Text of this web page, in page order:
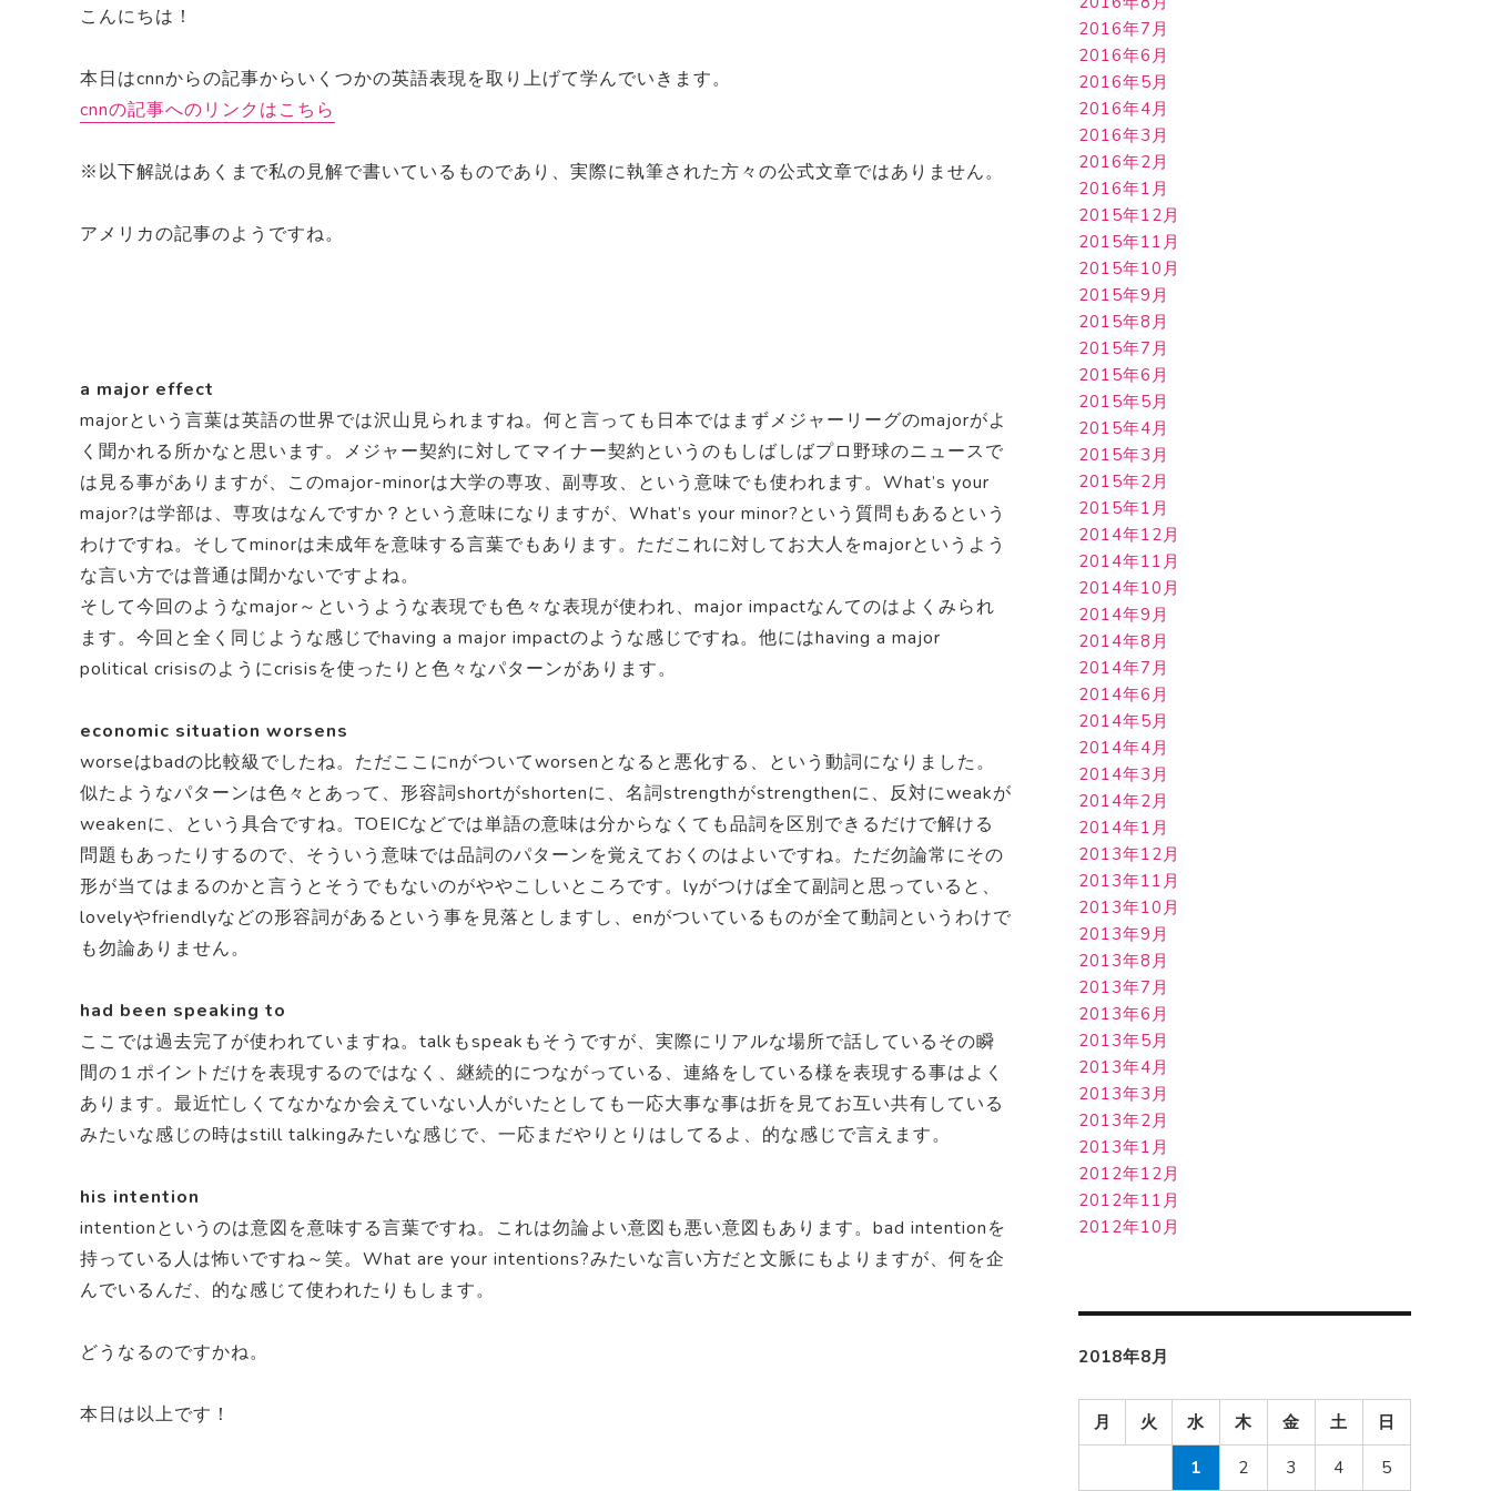
o
k
こんにちは！
本日はcnnからの記事からいくつかの英語表現を取り上げて学んでいきます。
cnnの記事へのリンクはこちら
※以下解説はあくまで私の見解で書いているものであり、実際に執筆された方々の公式文章ではありません。
アメリカの記事のようですね。
a major effect
majorという言葉は英語の世界では沢山見られますね。何と言っても日本ではまずメジャーリーグのmajorがよ
く聞かれる所かなと思います。メジャー契約に対してマイナー契約というのもしばしばプロ野球のニュースで
は見る事がありますが、このmajor-minorは大学の専攻、副専攻、という意味でも使われます。What’s your
major?は学部は、専攻はなんですか？という意味になりますが、What’s your minor?という質問もあるという
わけですね。そしてminorは未成年を意味する言葉でもあります。ただこれに対してお大人をmajorというよう
な言い方では普通は聞かないですよね。
そして今回のようなmajor～というような表現でも色々な表現が使われ、major impactなんてのはよくみられ
ます。今回と全く同じような感じでhaving a major impactのような感じですね。他にはhaving a major
political crisisのようにcrisisを使ったりと色々なパターンがあります。
economic situation worsens
worseはbadの比較級でしたね。ただここにnがついてworsenとなると悪化する、という動詞になりました。
似たようなパターンは色々とあって、形容詞shortがshortenに、名詞strengthがstrengthenに、反対にweakが
weakenに、という具合ですね。TOEICなどでは単語の意味は分からなくても品詞を区別できるだけで解ける
問題もあったりするので、そういう意味では品詞のパターンを覚えておくのはよいですね。ただ勿論常にその
形が当てはまるのかと言うとそうでもないのがややこしいところです。lyがつけば全て副詞と思っていると、
lovelyやfriendlyなどの形容詞があるという事を見落としますし、enがついているものが全て動詞というわけで
も勿論ありません。
had been speaking to
ここでは過去完了が使われていますね。talkもspeakもそうですが、実際にリアルな場所で話しているその瞬
間の１ポイントだけを表現するのではなく、継続的につながっている、連絡をしている様を表現する事はよく
あります。最近忙しくてなかなか会えていない人がいたとしても一応大事な事は折を見てお互い共有している
みたいな感じの時はstill talkingみたいな感じで、一応まだやりとりはしてるよ、的な感じで言えます。
his intention
intentionというのは意図を意味する言葉ですね。これは勿論よい意図も悪い意図もあります。bad intentionを
持っている人は怖いですね～笑。What are your intentions?みたいな言い方だと文脈にもよりますが、何を企
んでいるんだ、的な感じて使われたりもします。
どうなるのですかね。
本日は以上です！
2016年7月
2016年6月
2016年5月
2016年4月
2016年3月
2016年2月
2016年1月
2015年12月
2015年11月
2015年10月
2015年9月
2015年8月
2015年7月
2015年6月
2015年5月
2015年4月
2015年3月
2015年2月
2015年1月
2014年12月
2014年11月
2014年10月
2014年9月
2014年8月
2014年7月
2014年6月
2014年5月
2014年4月
2014年3月
2014年2月
2014年1月
2013年12月
2013年11月
2013年10月
2013年9月
2013年8月
2013年7月
2013年6月
2013年5月
2013年4月
2013年3月
2013年2月
2013年1月
2012年12月
2012年11月
2012年10月
2018年8月
月 火 水 木 金 土 日
1 2 3 4 5